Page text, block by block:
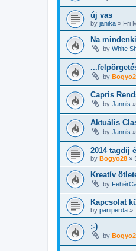
új vas
by janika » Fri
Na
by White
by
Capris
by Jannis »
Aktuális
by Jannis »
2014 tagdíj
by Bogyo28 »
Kreatív
by
Kapcsolat
by paniperda »
:-)
by